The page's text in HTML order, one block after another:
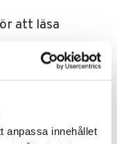
anpassa innehållet
att läsa